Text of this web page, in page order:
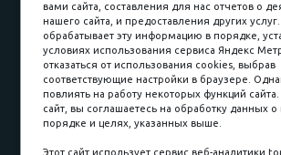
Принимаем к оплате
Наличные
пл. Соляная, 6, стр. 16
вами сайта, составления для нас отчетов о
нашего сайта, и предоставления других
обрабатывает эту информацию в порядке,
условиях использования сервиса Яндекс
отказаться от использования cookies, выбрав
соответствующие настройки в браузере.
повлиять на работу некоторых функций
сайт, вы соглашаетесь на обработку данных
порядке и целях, указанных выше.
Этот сайт использует сервис веб-аналитики